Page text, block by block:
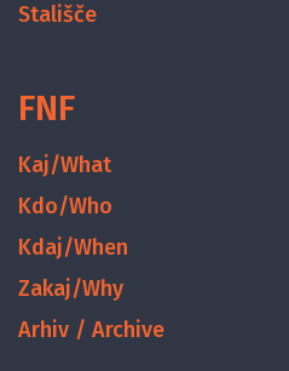
Stališče
FNF
Kaj/What
Kdo/Who
Kdaj/When
Zakaj/Why
Arhiv / Archive